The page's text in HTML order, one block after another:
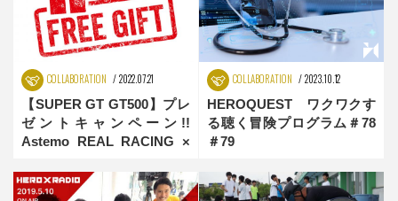
COLLABORATION 2022.07.21
【SUPER GT GT500】プレ
ゼントキャンペーン!!
Astemo REAL RACING ×
COLLABORATION 2023.10.12
HEROQUEST ワクワクす
る聴く冒険プログラム＃78
＃79